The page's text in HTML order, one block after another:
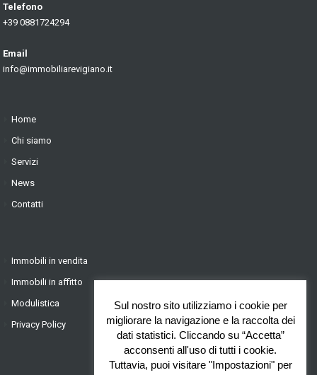
Telefono
+39 0881724294
Email
info@immobiliarevigiano.it
Home
Chi siamo
Servizi
News
Contatti
Immobili in vendita
Immobili in affitto
Modulistica
Privacy Policy
Sul nostro sito utilizziamo i cookie per
migliorare la navigazione e la raccolta dei
dati statistici. Cliccando su “Accetta”
acconsenti all'uso di tutti i cookie.
Tuttavia, puoi visitare "Impostazioni" per